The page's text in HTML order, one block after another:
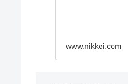
www.nikkei.com